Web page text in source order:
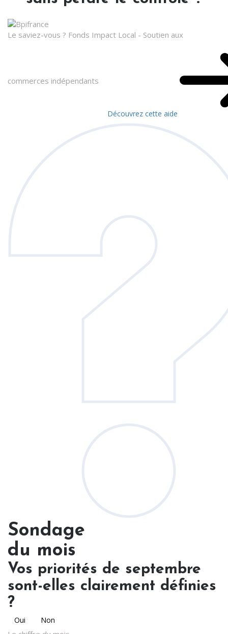
Le saviez-vous ? Fonds Impact Local - Soutien aux
commerces indépendants
Découvrez cette aide
Sondage
du mois
Vos priorités de septembre
sont-elles clairement définies
?
Oui Non